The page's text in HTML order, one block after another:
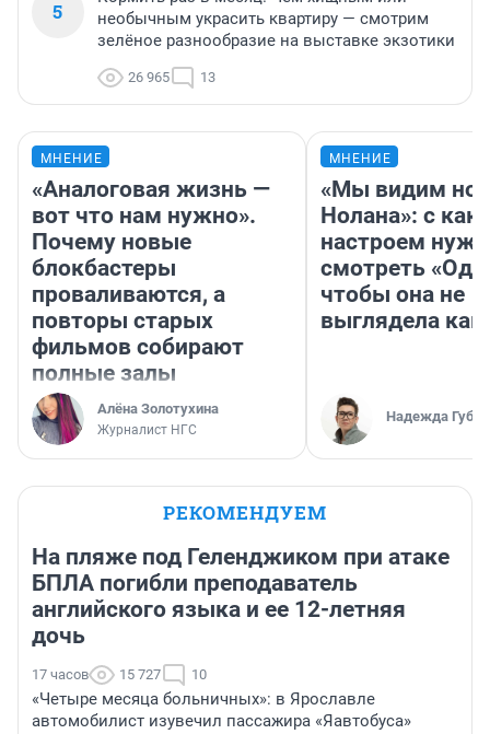
5
необычным украсить квартиру — смотрим
зелёное разнообразие на выставке экзотики
26 965 13
МНЕНИЕ
«Аналоговая жизнь —
вот что нам нужно».
Почему новые
блокбастеры
проваливаются, а
повторы старых
фильмов собирают
полные залы
Алёна Золотухина
Журналист НГС
МНЕНИЕ
«Мы видим
Нолана»: с
настроем
смотреть
чтобы она не
выглядела как
Надежда
РЕКОМЕНДУЕМ
На пляже под Геленджиком при атаке
БПЛА погибли преподаватель
английского языка и ее 12-летняя
дочь
17 часов 15 727 10
«Четыре месяца больничных»: в Ярославле
автомобилист изувечил пассажира «Яавтобуса»